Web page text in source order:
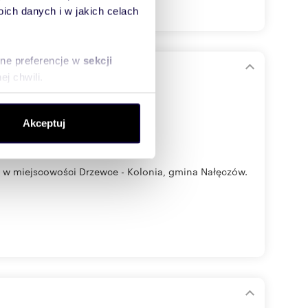
danych i w jakich celach
preferencje w sekcji
chwili.
społecznościowym,
od Ciebie lub
Akceptuj
miejscowości Drzewce - Kolonia, gmina Nałęczów.